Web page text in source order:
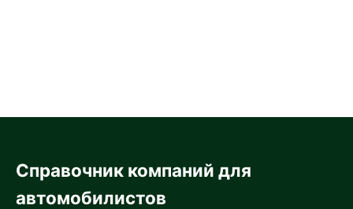
Справочник компаний для
автомобилистов